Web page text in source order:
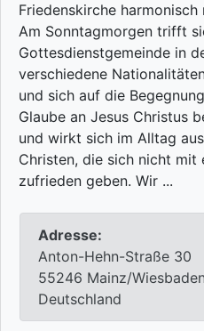
Friedenskirche
Am Sonntagmorgen trifft
Gottesdienstgemeinde in
verschiedene
und sich auf die
Glaube an Jesus Christus
und wirkt sich im Alltag
Christen, die sich nicht
zufrieden geben. Wir ...
Adresse:
Anton-Hehn-Straße 30
55246 Mainz/Wiesbaden
Deutschland